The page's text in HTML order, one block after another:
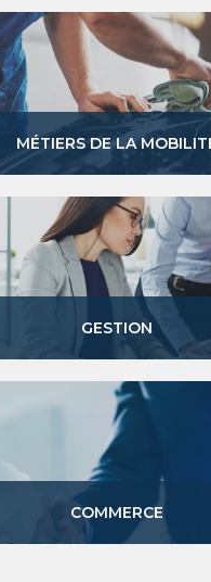
MÉTIERS DE LA
GESTION
COMMERCE